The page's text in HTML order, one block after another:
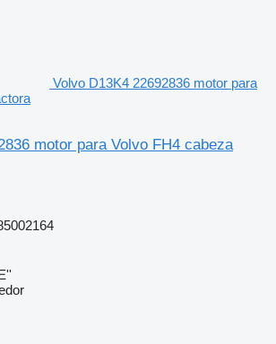
Volvo D13K4 22692836 motor para
motor para Volvo FH4 cabeza